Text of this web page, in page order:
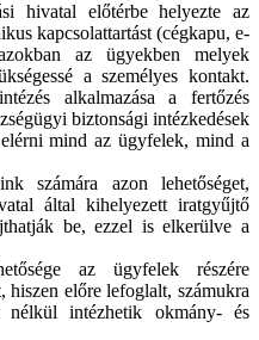
hivatal előtérbe helyezte az
kapcsolattartást (cégkapu, e-
az ügyekben melyek
a személyes kontakt.
alkalmazása a fertőzés
biztonsági intézkedések
mind az ügyfelek, mind a
számára azon lehetőséget,
által kihelyezett iratgyűjtő
be, ezzel is elkerülve a
az ügyfelek részére
hiszen előre lefoglalt, számukra
nélkül intézhetik okmány- és